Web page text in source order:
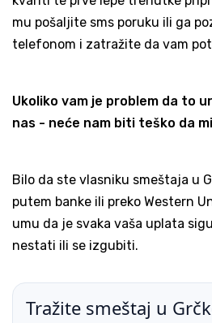
mu pošaljite sms poruku ili ga
telefonom i zatražite da vam
Ukoliko vam je problem da to
nas - neće nam biti teško da
Bilo da ste vlasniku smeštaja u
putem banke ili preko Western
umu da je svaka vaša uplata
nestati ili se izgubiti.
Tražite smeštaj u